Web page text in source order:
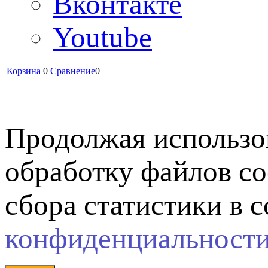
Youtube
Корзина 0 Сравнение0
Продолжая
обработку файлов
сбора статистики в